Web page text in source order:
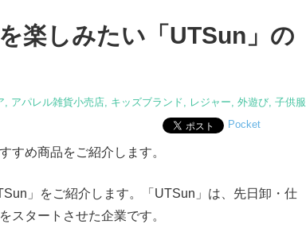
楽しみたい「UTSun」の
, アパレル雑貨小売店, キッズブランド, レジャー, 外遊び, 子供服
Pocket
すめ商品をご紹介します。
」をご紹介します。「UTSun」は、先日卸・仕
スタートさせた企業です。